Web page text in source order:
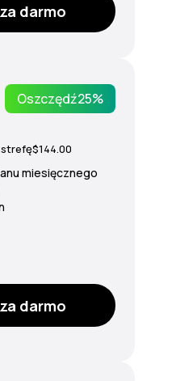
darmo
Oszczędź25%
strefę$144.00
miesięcznego
darmo